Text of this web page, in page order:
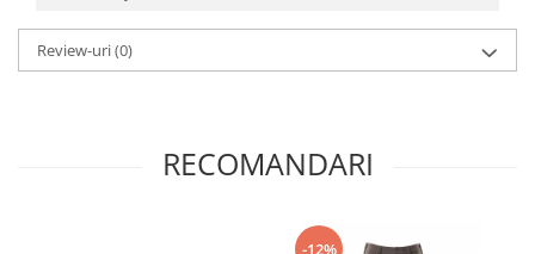
Review-uri(0)
RECOMANDARI
-12%